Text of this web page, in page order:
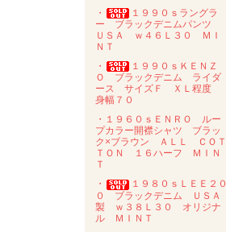
・
１９９０ｓラングラ
ー ブラックデニムパンツ
ＵＳＡ ｗ４６Ｌ３０ ＭＩ
ＮＴ
・
１９９０ｓＫＥＮＺ
Ｏ ブラックデニム ライダ
ース サイズＦ ＸＬ程度
身幅７０
・１９６０ｓＥＮＲＯ ルー
プカラー開襟シャツ ブラッ
ク×ブラウン ＡＬＬ ＣＯＴ
ＴＯＮ １６ハーフ ＭＩＮ
Ｔ
・
１９８０ｓＬＥＥ２０
０ ブラックデニム ＵＳＡ
製 ｗ３８Ｌ３０ オリジナ
ル ＭＩＮＴ